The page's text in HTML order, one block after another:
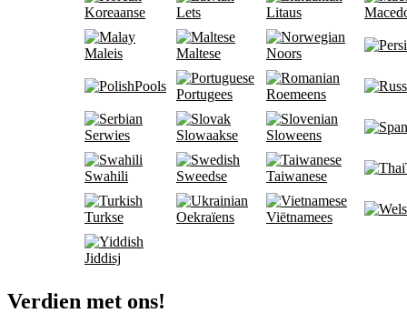
Koreaanse Lets Litaus
Maleis Maltese Noors
Pools
Portugees Roemeens
Serwies Slowaakse Sloweens
Swahili Sweedse Taiwanese
Turkse Oekraïens Viëtnamees
Jiddisj
Verdien met ons!